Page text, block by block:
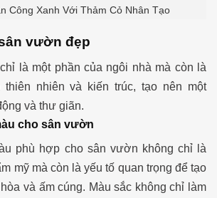
Công Xanh Với Thảm Cỏ Nhân Tạo
vườn đẹp
là một phần của ngôi nhà mà còn là
nhiên và kiến trúc, tạo nên một
và thư giãn.
cho sân vườn
phù hợp cho sân vườn không chỉ là
mỹ mà còn là yếu tố quan trọng để tạo
và ấm cúng. Màu sắc không chỉ làm